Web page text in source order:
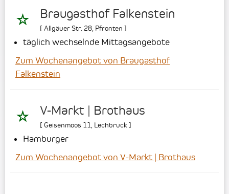
Braugasthof Falkenstein
[ Allgäuer Str. 28 Pfronten ]
täglich wechselnde Mittagsangebote
Zum Wochenangebot von Braugasthof
Falkenstein
V-Markt | Brothaus
[ Geisenmoos 11 Lechbruck ]
Hamburger
Zum Wochenangebot von V-Markt | Brothaus